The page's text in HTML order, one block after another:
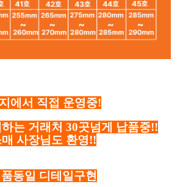
에서 직접 운영중!
는 거래처 30곳넘게 납품중!!
매 사장님도 환영!!
동일 디테일구현